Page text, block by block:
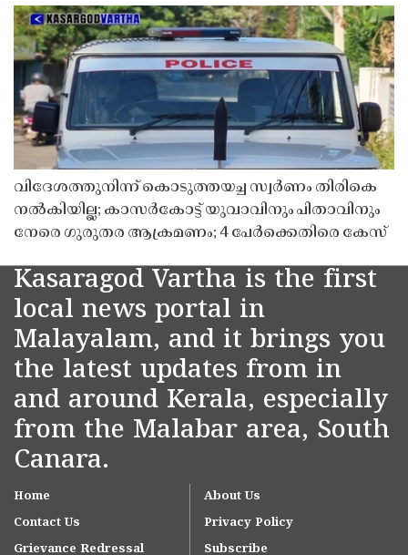
വിദേശത്തുനിന്ന് കൊടുത്തയച്ച സ്വർണം തിരികെ
നൽകിയില്ല; കാസർകോട്ട് യുവാവിനും പിതാവിനും
നേരെ ഗുരുതര ആക്രമണം; 4 പേർക്കെതിരെ കേസ്
Kasaragod Vartha is the first
local news portal in
Malayalam, and it brings you
the latest updates from in
and around Kerala, especially
from the Malabar area, South
Canara.
Home
About Us
Contact Us
Privacy Policy
Grievance Redressal
Subscribe